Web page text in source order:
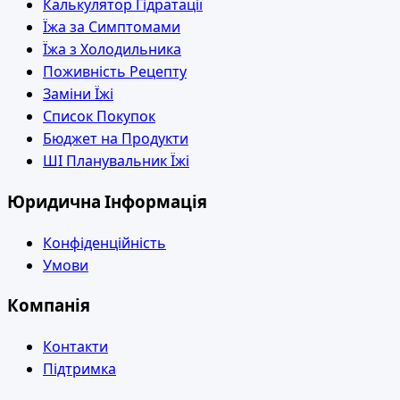
Калькулятор Гідратації
Їжа за Симптомами
Їжа з Холодильника
Поживність Рецепту
Заміни Їжі
Список Покупок
Бюджет на Продукти
ШІ Планувальник Їжі
Юридична Інформація
Конфіденційність
Умови
Компанія
Контакти
Підтримка